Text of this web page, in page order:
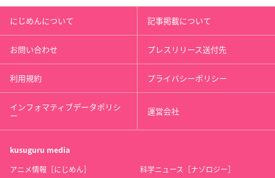
にじめんについて 記事掲載について
お問い合わせ プレスリリース送付先
利用規約 プライバシーポリシー
インフォマティブデータポリシ
ー 運営会社
kusuguru media
アニメ情報［にじめん］ 科学ニュース［ナゾロジー］